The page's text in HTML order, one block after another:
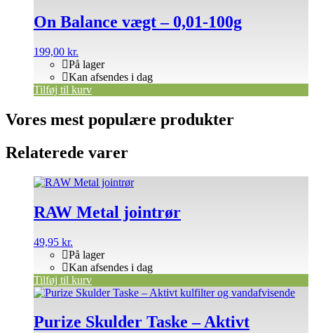
On Balance vægt – 0,01-100g
199,00 kr.
På lager
Kan afsendes i dag
Tilføj til kurv
Vores mest populære produkter
Relaterede varer
RAW Metal jointrør
49,95 kr.
På lager
Kan afsendes i dag
Tilføj til kurv
Purize Skulder Taske – Aktivt